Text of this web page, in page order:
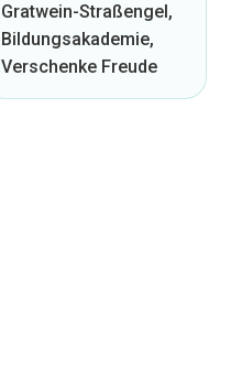
Gratwein-Straßengel,
Bildungsakademie,
Verschenke Freude